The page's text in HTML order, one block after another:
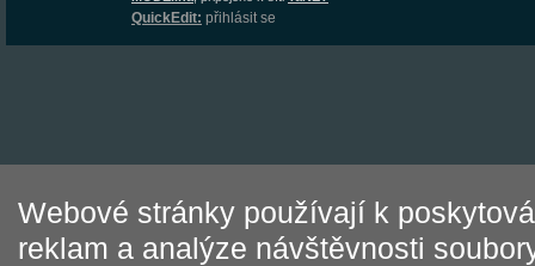
QuickEdit: přihlásit se
Webové stránky používají k
reklam a analýze návštěvnosti